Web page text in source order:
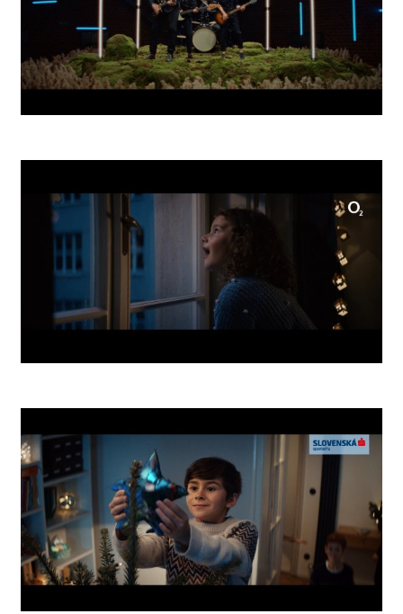
O2 Tidal
O2 Comet